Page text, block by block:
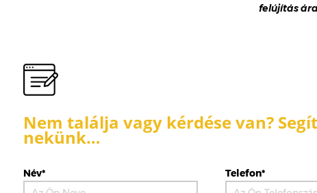
felújítás
Nem találja vagy kérdése van?
nekünk…
Név* Telefon*